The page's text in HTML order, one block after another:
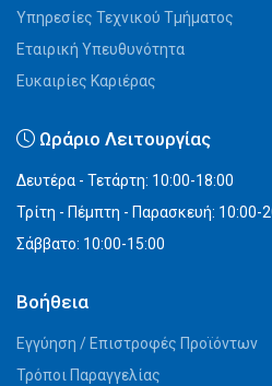
Υπηρεσίες Τεχνικού Τμήματος
Εταιρική Υπευθυνότητα
Ευκαιρίες Καριέρας
Ωράριο Λειτουργίας
Δευτέρα - Τετάρτη: 10:00-18:00
Τρίτη - Πέμπτη - Παρασκευή: 10:00-
Σάββατο: 10:00-15:00
Βοήθεια
Εγγύηση / Επιστροφές Προϊόντων
Τρόποι Παραγγελίας